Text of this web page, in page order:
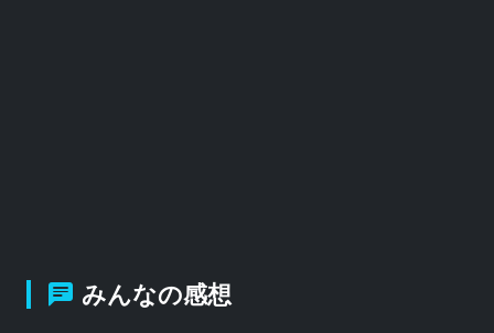
みんなの感想